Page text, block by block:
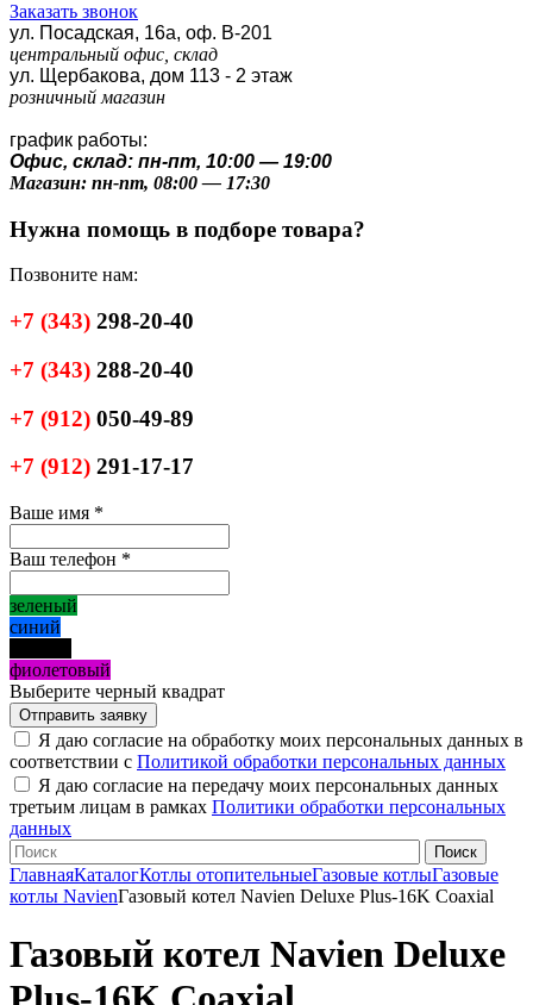
Заказать звонок
ул. Посадская, 16а, оф. В-201
центральный офис, склад
ул. Щербакова, дом 113 - 2 этаж
розничный магазин
график работы:
Офис, склад: пн-пт, 10:00 — 19:00
Магазин: пн-пт, 08:00 — 17:30
Нужна помощь в подборе товара?
Позвоните нам:
+7 (343) 298-20-40
+7 (343) 288-20-40
+7 (912) 050-49-89
+7 (912) 291-17-17
Ваше имя *
Ваш телефон *
зеленый
синий
фиолетовый
Выберите черный квадрат
Я даю согласие на обработку моих персональных данных в
соответствии с Политикой обработки персональных данных
Я даю согласие на передачу моих персональных данных
третьим лицам в рамках Политики обработки персональных
данных
ГлавнаяКаталогКотлы отопительныеГазовые котлыГазовые
котлы NavienГазовый котел Navien Deluxe Plus-16K Coaxial
Газовый котел Navien Deluxe